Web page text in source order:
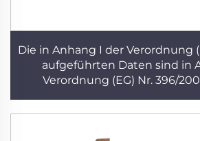
Die in Anhang I der Verordnung
aufgeführten Daten sind in
Verordnung (EG) Nr. 396/